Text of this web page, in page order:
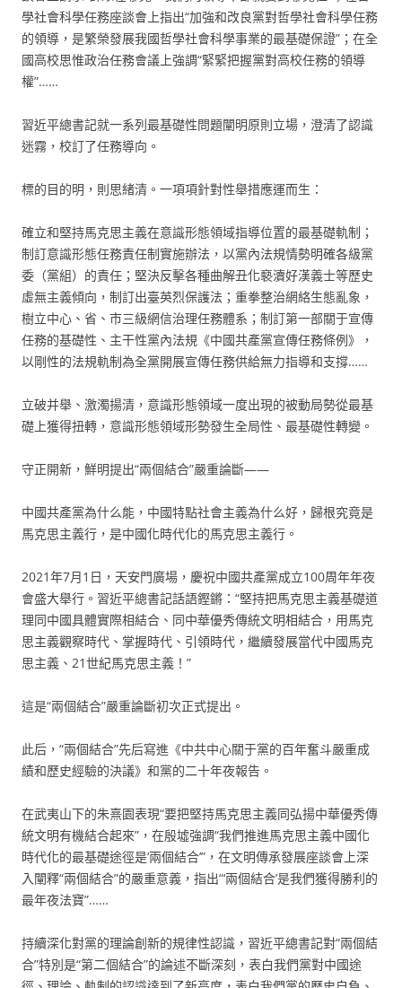
學社會科學任務座談會上指出“加強和改良黨對哲學社會科學任務
的領導，是繁榮發展我國哲學社會科學事業的最基礎保證”；在全
國高校思惟政治任務會議上強調“緊緊把握黨對高校任務的領導
權”……
習近平總書記就一系列最基礎性問題闡明原則立場，澄清了認識
迷霧，校訂了任務導向。
標的目的明，則思緒清。一項項針對性舉措應運而生：
確立和堅持馬克思主義在意識形態領域指導位置的最基礎軌制；
制訂意識形態任務責任制實施辦法，以黨內法規情勢明確各級黨
委（黨組）的責任；堅決反擊各種曲解丑化褻瀆好漢義士等歷史
虛無主義傾向，制訂出臺英烈保護法；重拳整治網絡生態亂象，
樹立中心、省、市三級網信治理任務體系；制訂第一部關于宣傳
任務的基礎性、主干性黨內法規《中國共產黨宣傳任務條例》，
以剛性的法規軌制為全黨開展宣傳任務供給無力指導和支撐……
立破并舉、激濁揚清，意識形態領域一度出現的被動局勢從最基
礎上獲得扭轉，意識形態領域形勢發生全局性、最基礎性轉變。
守正開新，鮮明提出“兩個結合”嚴重論斷——
中國共產黨為什么能，中國特點社會主義為什么好，歸根究竟是
馬克思主義行，是中國化時代化的馬克思主義行。
2021年7月1日，天安門廣場，慶祝中國共產黨成立100周年年夜
會盛大舉行。習近平總書記話語鏗鏘：“堅持把馬克思主義基礎道
理同中國具體實際相結合、同中華優秀傳統文明相結合，用馬克
思主義觀察時代、掌握時代、引領時代，繼續發展當代中國馬克
思主義、21世紀馬克思主義！”
這是“兩個結合”嚴重論斷初次正式提出。
此后，“兩個結合”先后寫進《中共中心關于黨的百年奮斗嚴重成
績和歷史經驗的決議》和黨的二十年夜報告。
在武夷山下的朱熹園表現“要把堅持馬克思主義同弘揚中華優秀傳
統文明有機結合起來”，在殷墟強調“我們推進馬克思主義中國化
時代化的最基礎途徑是‘兩個結合’”，在文明傳承發展座談會上深
入闡釋“兩個結合”的嚴重意義，指出“‘兩個結合’是我們獲得勝利的
最年夜法寶”……
持續深化對黨的理論創新的規律性認識，習近平總書記對“兩個結
合”特別是“第二個結合”的論述不斷深刻，表白我們黨對中國途